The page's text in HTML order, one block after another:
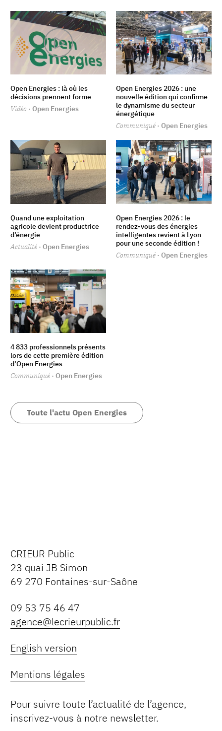
Open Energies : là où les
décisions prennent forme
Vidéo · Open Energies
Open Energies 2026 : une
nouvelle édition qui confirme
le dynamisme du secteur
énergétique
Communiqué · Open Energies
Quand une exploitation
agricole devient productrice
d’énergie
Actualité · Open Energies
Open Energies 2026 : le
rendez-vous des énergies
intelligentes revient à Lyon
pour une seconde édition !
Communiqué · Open Energies
4 833 professionnels présents
lors de cette première édition
d’Open Energies
Communiqué · Open Energies
Toute l'actu Open Energies
CRIEUR Public
23 quai JB Simon
69 270 Fontaines-sur-Saône
09 53 75 46 47
agence@lecrieurpublic.fr
English version
Mentions légales
Pour suivre toute l’actualité de l’agence,
inscrivez-vous à notre newsletter.